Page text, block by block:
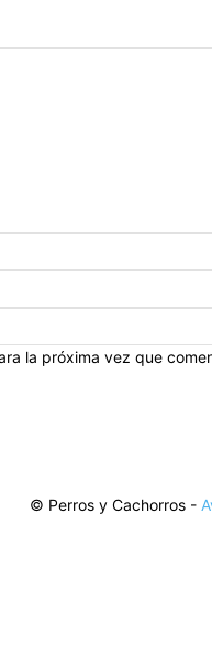
la próxima vez que
© Perros y Cachorros -